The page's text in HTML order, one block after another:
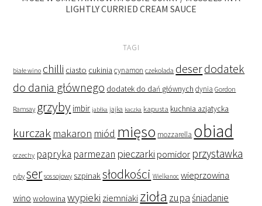
LIGHTLY CURRIED CREAM SAUCE
TAGI
białe wino chilli ciasto cukinia cynamon czekolada deserdodatek
do dania głównego dodatek do dań głównych dynia Gordon
Ramsay grzyby imbir jabłka jajka kaczka kapusta kuchnia azjatycka
kurczak makaron miód mięso mozzarella obiad
orzechy papryka parmezan pieczarki pomidor przystawka
ryby ser sos sojowy szpinak słodkości Wielkanoc wieprzowina
wino wołowina wypieki ziemniaki zioła zupaśniadanie